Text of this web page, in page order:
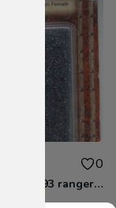
0
D&D - WOC 40093 ranger human female Miniature - Donjons Dragons